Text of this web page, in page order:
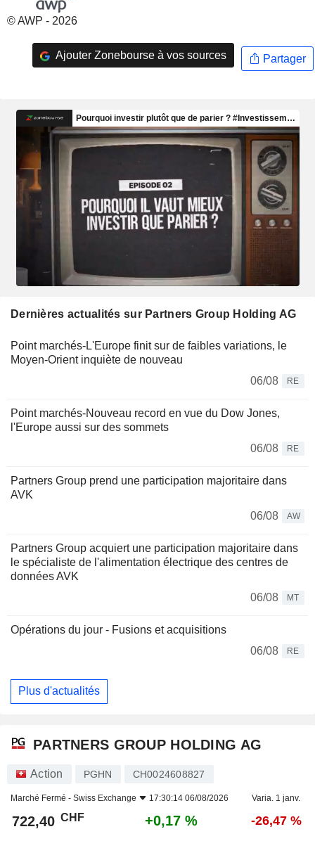
© AWP - 2026
Ajouter Zonebourse à vos sources Partager
Dernières actualités sur Partners Group Holding AG
Point marchés-L'Europe finit sur de faibles variations, le
Moyen-Orient inquiète de nouveau
06/08
RE
Point marchés-Nouveau record en vue du Dow Jones,
l'Europe aussi sur des sommets
06/08
RE
Partners Group prend une participation majoritaire dans
AVK
06/08
AW
Partners Group acquiert une participation majoritaire dans
le spécialiste de l'alimentation électrique des centres de
données AVK
06/08
MT
Opérations du jour - Fusions et acquisitions
06/08
RE
Plus d'actualités
PARTNERS GROUP HOLDING AG
Action PGHN CH0024608827
Marché Fermé - Swiss Exchange 17:30:14 06/08/2026 Varia. 1 janv.
722,40 CHF +0,17 % -26,47 %